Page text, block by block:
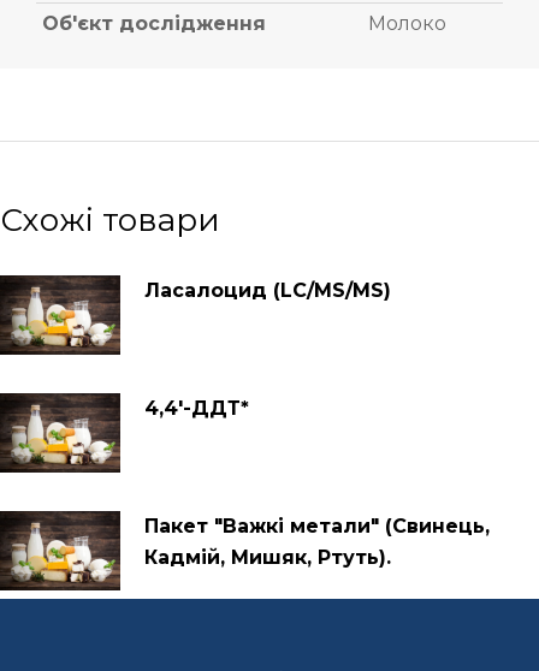
Об'єкт дослідження
Молоко
Схожі товари
Ласалоцид (LC/MS/MS)
4,4′-ДДТ*
Пакет "Важкі метали" (Свинець,
Кадмій, Мишяк, Ртуть).